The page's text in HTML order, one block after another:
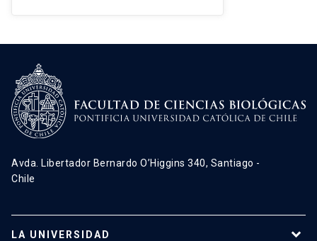
Avda. Libertador Bernardo O’Higgins 340, Santiago -
Chile
LA UNIVERSIDAD